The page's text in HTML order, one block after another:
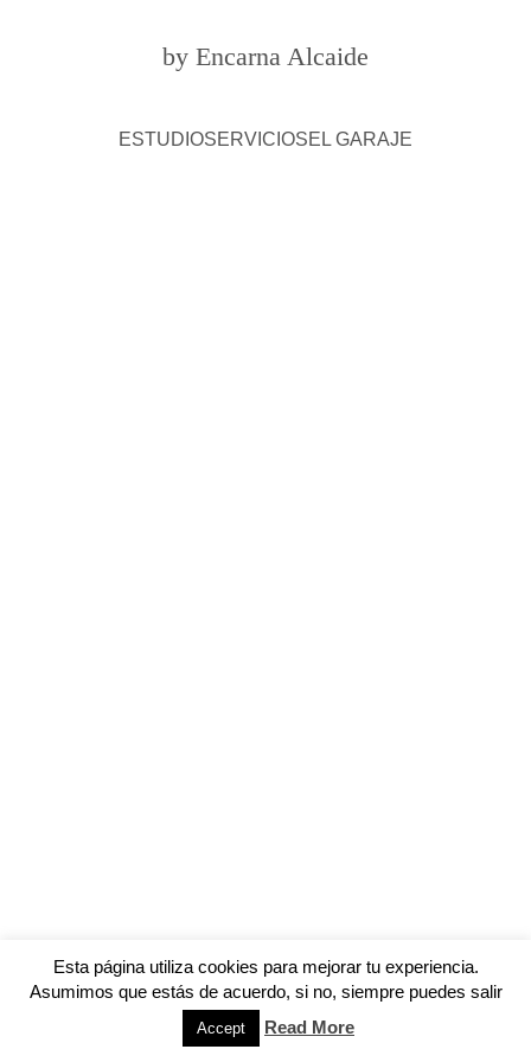
by Encarna Alcaide
ESTUDIOSERVICIOSEL GARAJE
Esta página utiliza cookies para mejorar tu experiencia.
Asumimos que estás de acuerdo, si no, siempre puedes salir
Accept Read More